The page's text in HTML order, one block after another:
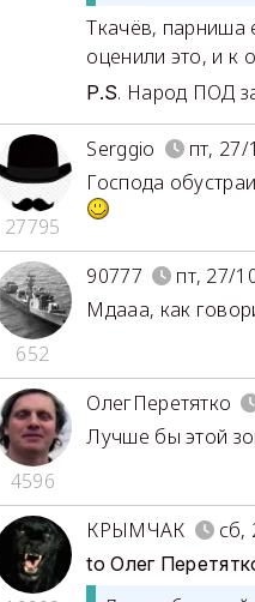
Ткачёв, парниша
оценили это, и к
P.S. Народ ПОД
27795
Serggio
пт,
Господа
652
90777
пт, 27/
Мдааа, как
4596
ОлегПеретятко
Лучше бы этой
КРЫМЧАК сб,
to Олег